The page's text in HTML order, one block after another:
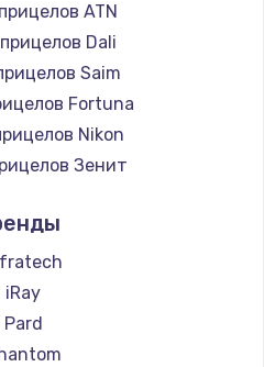
ATN
Dali
Saim
Fortuna
Nikon
Зенит
Artelv
Hakko
HALES
Leica
Vector Optics
iRay
Pard